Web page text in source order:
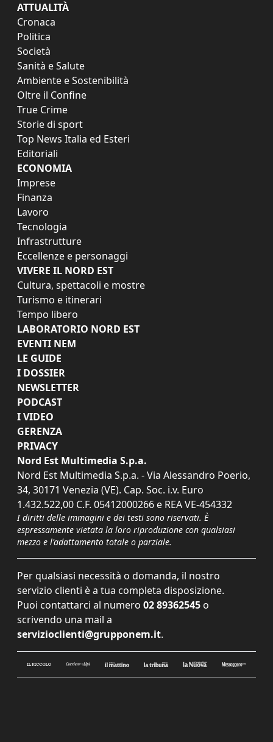
ATTUALITÀ
Cronaca
Politica
Società
Sanità e Salute
Ambiente e Sostenibilità
Oltre il Confine
True Crime
Storie di sport
Top News Italia ed Esteri
Editoriali
ECONOMIA
Imprese
Finanza
Lavoro
Tecnologia
Infrastrutture
Eccellenze e personaggi
VIVERE IL NORD EST
Cultura, spettacoli e mostre
Turismo e itinerari
Tempo libero
LABORATORIO NORD EST
EVENTI NEM
LE GUIDE
I DOSSIER
NEWSLETTER
PODCAST
I VIDEO
GERENZA
PRIVACY
Nord Est Multimedia S.p.a.
Nord Est Multimedia S.p.a. - Via Alessandro Poerio,
34, 30171 Venezia (VE). Cap. Soc. i.v. Euro
1.432.522,00 C.F. 05412000266 e REA VE-454332
I diritti delle immagini e dei testi sono riservati. È
espressamente vietata la loro riproduzione con qualsiasi
mezzo e l'adattamento totale o parziale.
Per qualsiasi necessità o domanda, il nostro
servizio clienti è a tua completa disposizione.
Puoi contattarci al numero 02 89362545 o
scrivendo una mail a
servizioclienti@grupponem.it.